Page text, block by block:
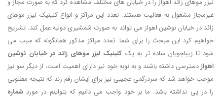
لیزر موهای زائد اهواز را در خیابان های مختلف مشاهده کرد که به صورت مجاز و
غیرمجاز مشغول به فعالیت هستند. تعدد این مراکز و انواع کلینیک لیزر موهای
زائد در خیابان نوشین اهواز می تواند به صورت شمشیری دولبه عمل کند. تشریح
خواهیم کرد این مبحث را برای شما. تعدد مراکز مذکور همانگونه که سبب می
شود تا زیباجویان ساده تر به یک کلینیک لیزر موهای زائد در خیابان نوشین
اهوازدسترسی داشته باشند و به نوبه خود نیز دارای اهمیت است، از دیگر سو نیز
موجب خواهد شد که سردرگمی عجیبی نیز برای ایشان رقم زند که نتیجه مطلوبی
را در پی نداشته باشد. ما بر خود واجب می دانیم که بتواینم در مورد شماره